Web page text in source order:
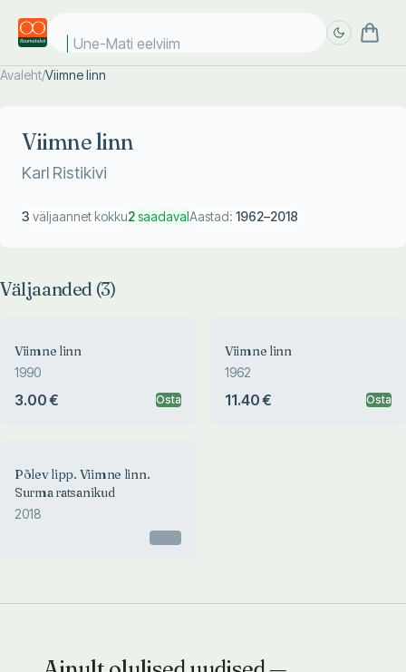
Une-Mati eelviima
Avaleht/Viimne linn
Viimne linn
Karl Ristikivi
3 väljaannet kokku2saadavalAastad: 1962–2018
Väljaanded (3)
Viimne linn
1990
3.00 € Osta
Viimne linn
1962
11.40 € Osta
Põlev lipp. Viimne linn.
Surma ratsanikud
2018